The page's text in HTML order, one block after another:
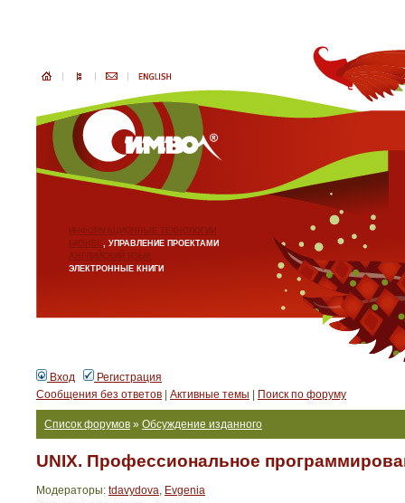
ИНФОРМАЦИОННЫЕ ТЕХНОЛОГИИ
БИЗНЕС, УПРАВЛЕНИЕ ПРОЕКТАМИ
АНГЛИЙСКИЙ ЯЗЫК
ЭЛЕКТРОННЫЕ КНИГИ
Вход
Регистрация
Сообщения без ответов
Активные темы Поиск по форуму
Список форумов » Обсуждение изданного
UNIX. Профессиональное
Модераторы: tdavydova, Evgenia